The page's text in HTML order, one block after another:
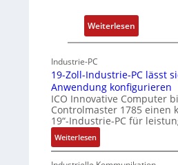
r
c
h
t
e
k
t
r
Weiterlesen
P
s
i
c
a
-
Industrie-PC
19-Zoll-Industrie-PC lässt
Anwendung konfigurieren
ICO Innovative Computer
Controlmaster 1785 einen
19“-Industrie-PC für
Weiterlesen:
1
9